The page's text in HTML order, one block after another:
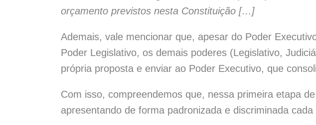
orçamento previstos nesta Constituição […]
Ademais, vale mencionar que, apesar do Poder
Poder Legislativo, os demais poderes (Legislativo,
própria proposta e enviar ao Poder Executivo, que
Com isso, compreendemos que, nessa primeira etapa
apresentando de forma padronizada e discriminada cada